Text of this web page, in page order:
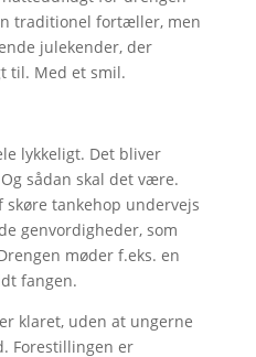
traditionel fortæller, men
julekender, der
til. Med et smil.
lykkeligt. Det bliver
sådan skal det være.
tankehop undervejs
genvordigheder, som
møder f.eks. en
fangen.
klaret, uden at ungerne
Forestillingen er